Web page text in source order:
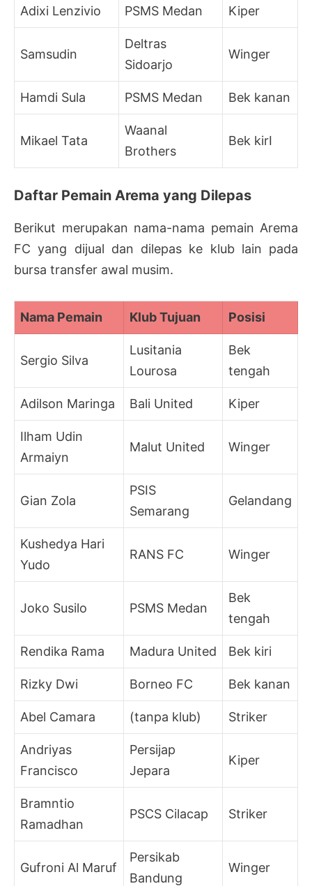
Adixi Lenzivio PSMS Medan Kiper
Samsudin
Deltras
Sidoarjo
Winger
Hamdi Sula PSMS Medan Bek kanan
Mikael Tata
Waanal
Brothers
Bek kirI
Daftar Pemain Arema yang Dilepas
Berikut merupakan nama-nama pemain Arema
FC yang dijual dan dilepas ke klub lain pada
bursa transfer awal musim.
Nama Pemain Klub Tujuan Posisi
Sergio Silva
Lusitania
Lourosa
Bek
tengah
Adilson Maringa Bali United Kiper
Ilham Udin
Armaiyn
Malut United Winger
Gian Zola
PSIS
Semarang
Gelandang
Kushedya Hari
Yudo
RANS FC Winger
Joko Susilo PSMS Medan
Bek
tengah
Rendika Rama Madura United Bek kiri
Rizky Dwi Borneo FC Bek kanan
Abel Camara (tanpa klub) Striker
Andriyas
Francisco
Persijap
Jepara
Kiper
Bramntio
Ramadhan
PSCS Cilacap Striker
Gufroni Al Maruf
Persikab
Bandung
Winger